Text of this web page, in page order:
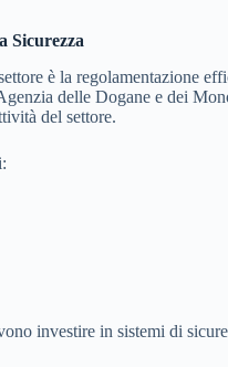
Sicurezza
è la regolamentazione
delle Dogane e dei
del settore.
investire in sistemi di